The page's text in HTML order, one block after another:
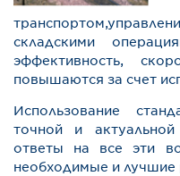
складскими
эффективность,
повышаются за счет
Использование
точной и
ответы на все эти
необходимые и лучшие